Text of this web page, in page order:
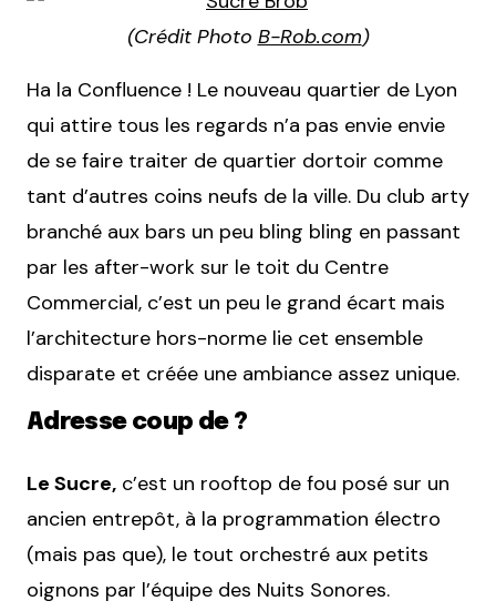
(Crédit Photo B-Rob.com)
Ha la Confluence ! Le nouveau quartier de Lyon
qui attire tous les regards n’a pas envie envie
de se faire traiter de quartier dortoir comme
tant d’autres coins neufs de la ville. Du club arty
branché aux bars un peu bling bling en passant
par les after-work sur le toit du Centre
Commercial, c’est un peu le grand écart mais
l’architecture hors-norme lie cet ensemble
disparate et créée une ambiance assez unique.
Adresse coup de ?
Le Sucre, c’est un rooftop de fou posé sur un
ancien entrepôt, à la programmation électro
(mais pas que), le tout orchestré aux petits
oignons par l’équipe des Nuits Sonores.